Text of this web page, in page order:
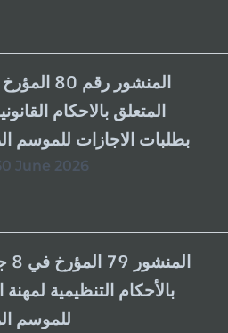
المتعلق بالاحكام
بطلبات الاجازات للموسم الرياضي
June 2026
بالأحكام التنظيمية
للموسم